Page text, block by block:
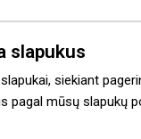
slapukus
siekiant
pagal mūsų slapukų